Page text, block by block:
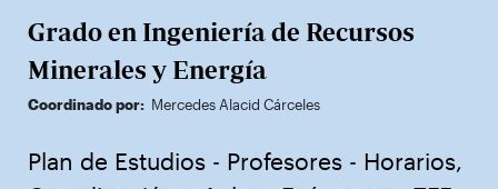
Grado en Ingeniería de Recursos
Minerales y Energía
Coordinado por: Mercedes Alacid Cárceles
Plan de Estudios - Profesores - Horarios,